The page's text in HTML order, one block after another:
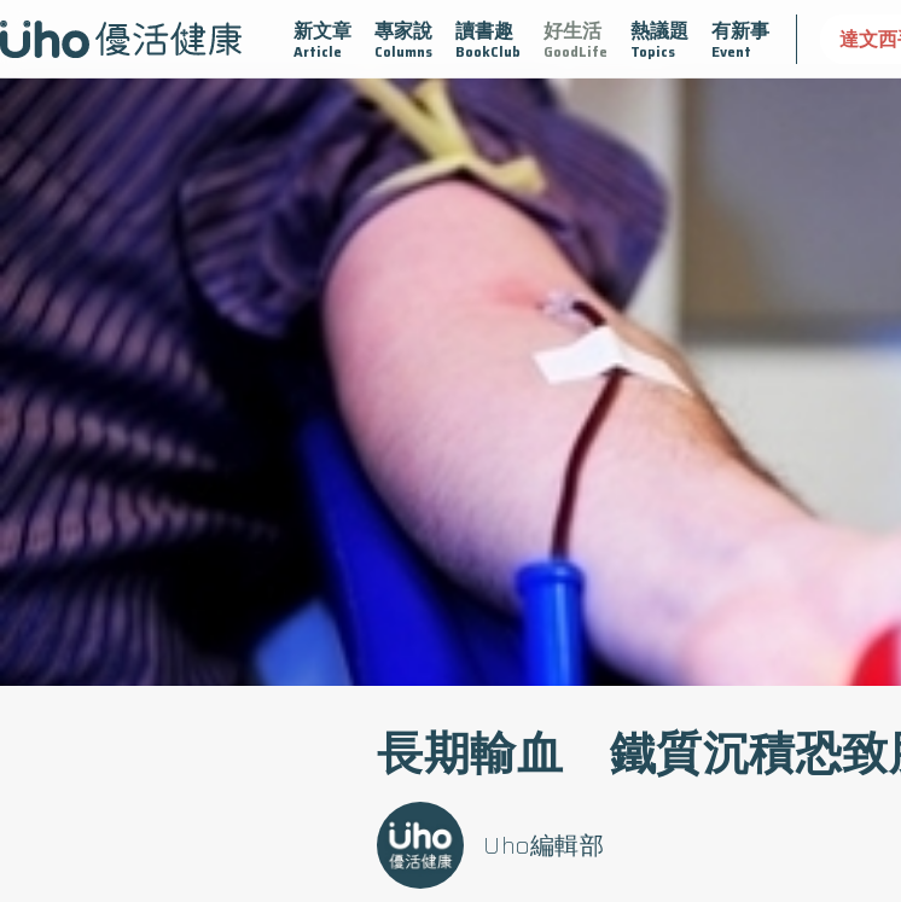
新文章
Article
專家說
Columns
讀書趣
BookClub
好生活
GoodLife
熱議題
Topics
有新事
Event
在 疫情保衛戰 再生醫學 愛的未來視 認識攝護腺肥大 守護骨骼健康 達文西手術專欄
長期輸血 鐵質沉積恐致
Uho編輯部